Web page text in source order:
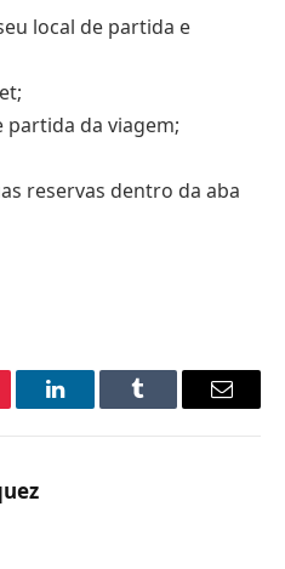
local de partida e
partida da viagem;
reservas dentro da aba
LinkedInTumblr Email